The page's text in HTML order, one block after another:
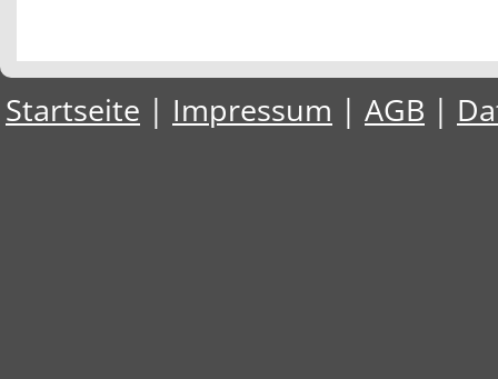
Startseite | Impressum | AGB |